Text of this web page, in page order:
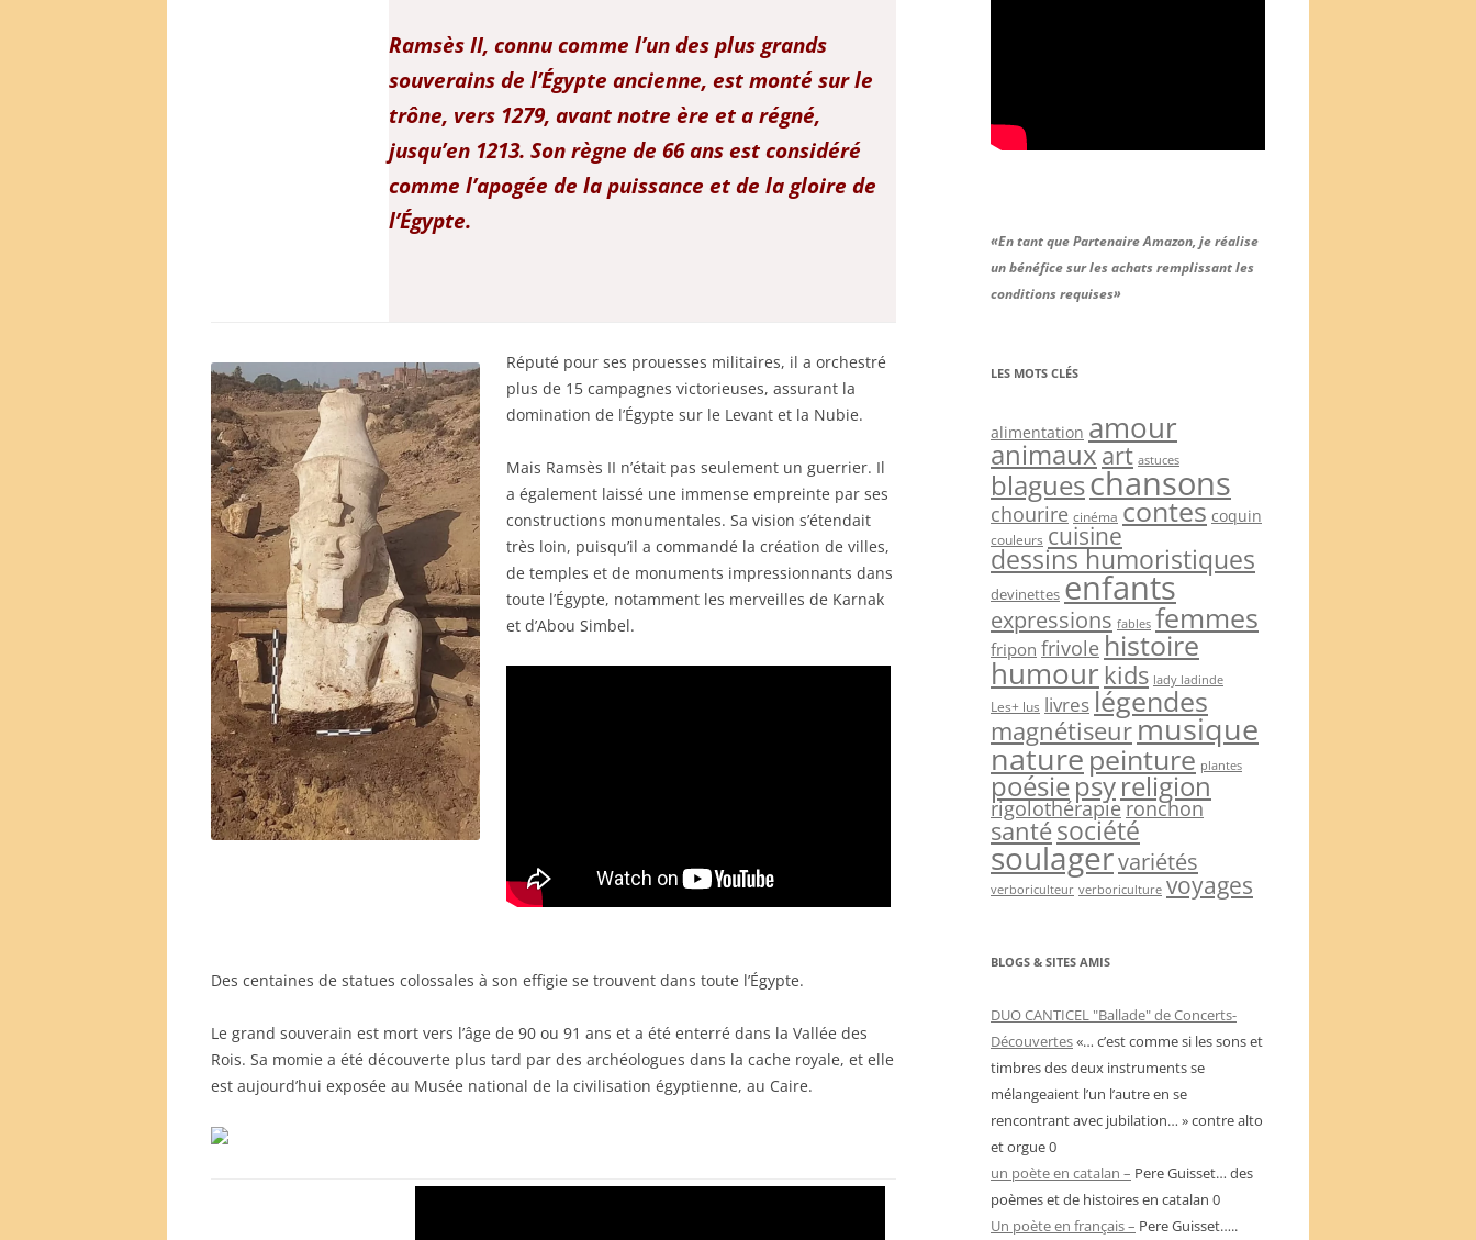
Ramsès II, connu comme l’un des plus grands
souverains de l’Égypte ancienne, est monté sur le
trône, vers 1279, avant notre ère et a régné,
jusqu’en 1213. Son règne de 66 ans est considéré
comme l’apogée de la puissance et de la gloire de
l’Égypte.
Réputé pour ses prouesses militaires, il a orchestré
plus de 15 campagnes victorieuses, assurant la
domination de l’Égypte sur le Levant et la Nubie.
Mais Ramsès II n’était pas seulement un guerrier. Il
a également laissé une immense empreinte par ses
constructions monumentales. Sa vision s’étendait
très loin, puisqu’il a commandé la création de villes,
de temples et de monuments impressionnants dans
toute l’Égypte, notamment les merveilles de Karnak
et d’Abou Simbel.
Des centaines de statues colossales à son effigie se trouvent dans toute l’Égypte.
Le grand souverain est mort vers l’âge de 90 ou 91 ans et a été enterré dans la Vallée des
Rois. Sa momie a été découverte plus tard par des archéologues dans la cache royale, et elle
est aujourd’hui exposée au Musée national de la civilisation égyptienne, au Caire.
«En tant que Partenaire Amazon, je réalise
un bénéfice sur les achats remplissant les
conditions requises»
LES MOTS CLÉS
alimentation amour
animauxart astuces
blagueschansons
chourire cinéma contes coquin
couleurs cuisine
dessins humoristiques
devinettes enfants
expressions fables femmes
fripon frivole histoire
humour kids lady ladinde
Les+ lus livreslégendes
magnétiseurmusique
naturepeinture plantes
poésiepsyreligion
rigolothérapieronchon
santésociété
soulagervariétés
verboriculteur verboriculture voyages
BLOGS & SITES AMIS
DUO CANTICEL "Ballade" de Concerts-
Découvertes«… c’est comme si les sons et
timbres des deux instruments se
mélangeaient l’un l’autre en se
rencontrant avec jubilation… » contre alto
et orgue 0
un poète en catalan – Pere Guisset… des
poèmes et de histoires en catalan 0
Un poète en français – Pere Guisset…..